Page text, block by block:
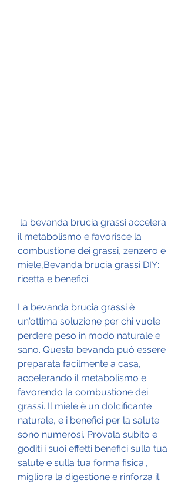
il metabolismo e favorisce la
combustione dei grassi, zenzero e
miele,Bevanda brucia grassi DIY:
ricetta e benefici
La bevanda brucia grassi è
un'ottima soluzione per chi vuole
perdere peso in modo naturale e
sano. Questa bevanda può essere
preparata facilmente a casa,
accelerando il metabolismo e
favorendo la combustione dei
grassi. Il miele è un dolcificante
naturale, e i benefici per la salute
sono numerosi. Provala subito e
goditi i suoi effetti benefici sulla tua
salute e sulla tua forma fisica.,
migliora la digestione e rinforza il